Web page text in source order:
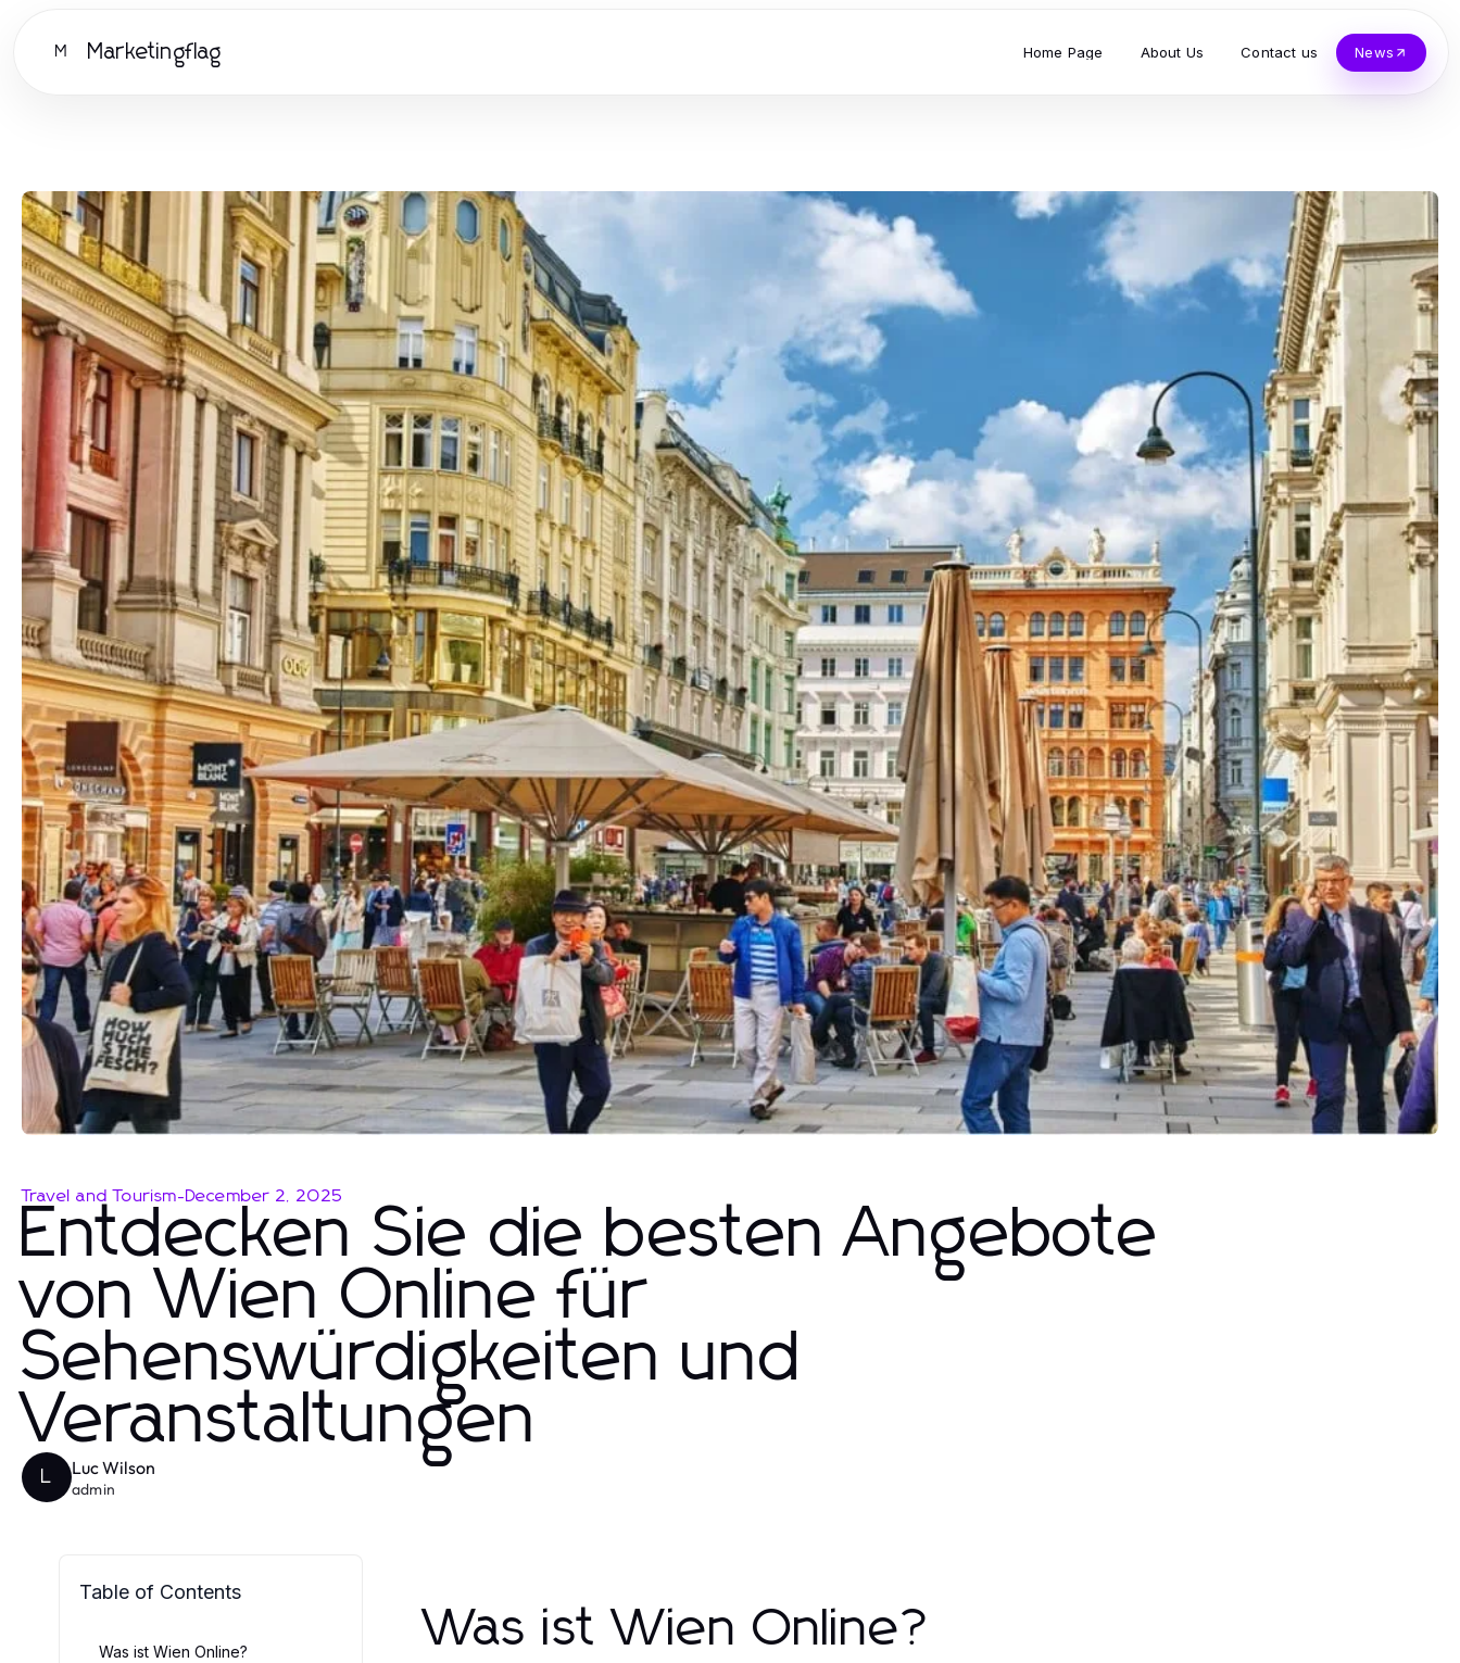
M Marketingflag Home Page About Us Contact us News
Travel and Tourism-December 2, 2025
Entdecken Sie die besten Angebote
von Wien Online für
Sehenswürdigkeiten und
Veranstaltungen
L Luc Wilson
admin
Table of Contents
Was ist Wien Online? Was ist Wien Online?